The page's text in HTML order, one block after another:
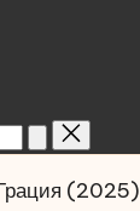
(2025)